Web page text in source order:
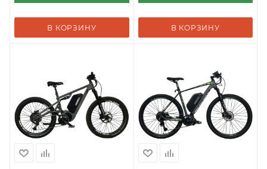
В КОРЗИНУ В КОРЗИНУ